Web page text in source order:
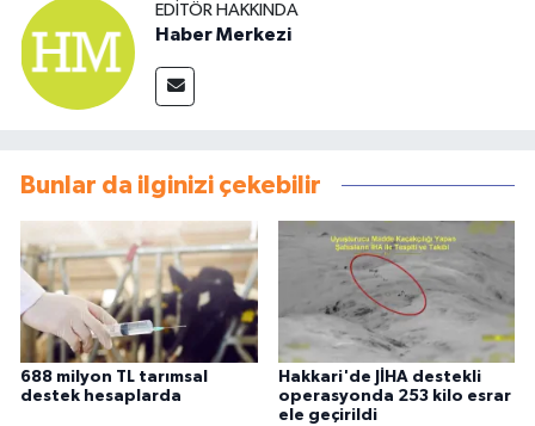
EDITÖR HAKKINDA
Haber Merkezi
Bunlar da ilginizi çekebilir
688 milyon TL tarımsal
destek hesaplarda
Hakkari'de JİHA destekli
operasyonda 253 kilo esrar
ele geçirildi